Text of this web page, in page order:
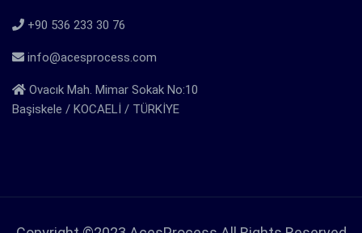
+90 536 233 30 76
info@acesprocess.com
Ovacık Mah. Mimar Sokak No:10
Başiskele / KOCAELİ / TÜRKİYE